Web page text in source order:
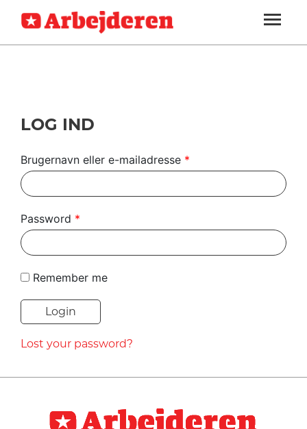
SEKTIONER
ARBEJDEREN
MENER
UDLAND
DEBAT
TIL
NAVNE
HISTORIE
TEORI
SOUNDCLOUD
ABONNER
LOG IND
LOG IND
Brugernavn eller e-mailadresse *
Password *
Remember me
Lost your password?